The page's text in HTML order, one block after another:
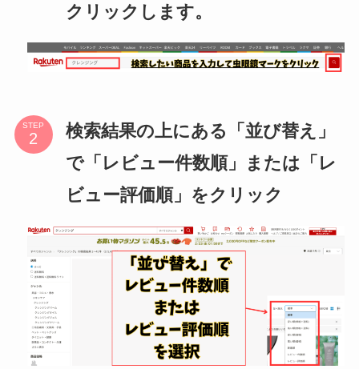
クリックします。
STEP
検索結果の上にある「並び替え」
で「レビュー件数順」または「レ
ビュー評価順」をクリック